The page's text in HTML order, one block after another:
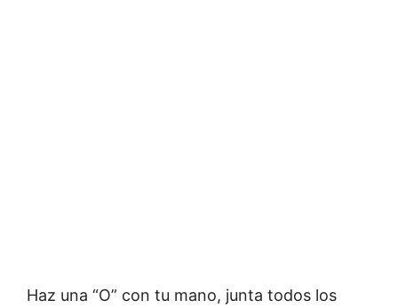
Haz una “O” con tu mano, junta todos los